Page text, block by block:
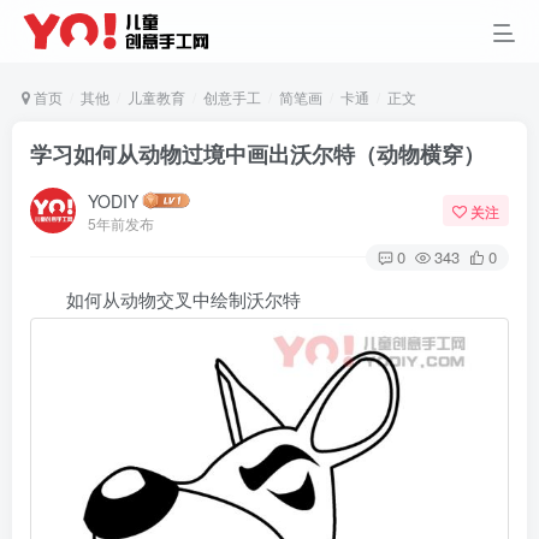
首页 其他 儿童教育 创意手工 简笔画 卡通 正文
学习如何从动物过境中画出沃尔特（动物横穿）
YODIY
5年前发布
关注
0 343 0
如何从动物交叉中绘制沃尔特